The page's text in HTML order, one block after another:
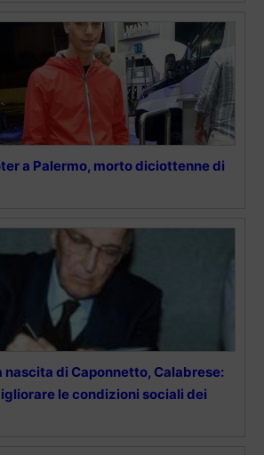
a Palermo, morto diciottenne di
nascita di Caponnetto, Calabrese:
le condizioni sociali dei